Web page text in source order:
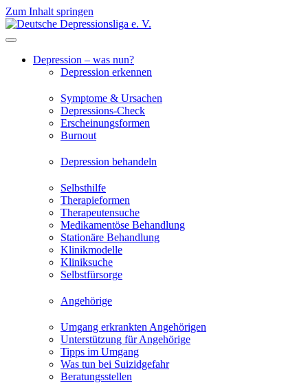
Zum Inhalt springen
Depression – was nun?
Depression erkennen
Symptome & Ursachen
Depressions-Check
Erscheinungsformen
Burnout
Depression behandeln
Selbsthilfe
Therapieformen
Therapeutensuche
Medikamentöse Behandlung
Stationäre Behandlung
Klinikmodelle
Kliniksuche
Selbstfürsorge
Angehörige
Umgang erkrankten Angehörigen
Unterstützung für Angehörige
Tipps im Umgang
Was tun bei Suizidgefahr
Beratungsstellen